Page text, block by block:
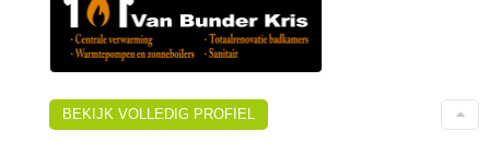
BEKIJK VOLLEDIG PROFIEL